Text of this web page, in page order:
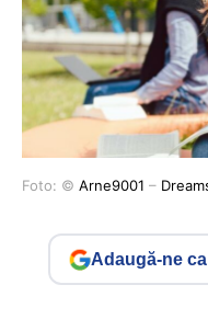
Foto: © Arne9001 –
Adaugă-ne